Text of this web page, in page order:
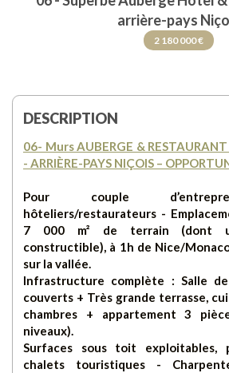
arrière-pays
2 180 000 €
DESCRIPTION
06- Murs AUBERGE & RESTAURANT
- ARRIÈRE-PAYS NIÇOIS –
Pour couple
hôteliers/restaurateurs -
7 000 m² de terrain (dont
constructible), à 1h de Nice/
sur la vallée.
Infrastructure complète : Salle
couverts + Très grande terrasse,
chambres + appartement 3
niveaux).
Surfaces sous toit exploitables,
chalets touristiques -